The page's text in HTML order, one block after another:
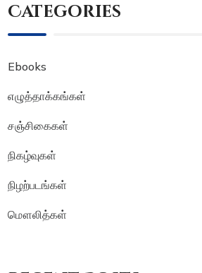
Categories
Ebooks
எழுத்தாக்கங்கள்
சஞ்சிகைகள்
நிகழ்வுகள்
நிழற்படங்கள்
மௌலித்கள்